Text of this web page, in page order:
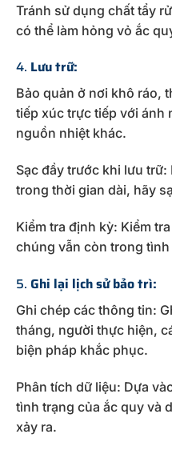
Tránh sử dụng chất tẩy
có thể làm hỏng vỏ ắc
4. Lưu trữ:
Bảo quản ở nơi khô ráo,
tiếp xúc trực tiếp với ánh
nguồn nhiệt khác.
Sạc đầy trước khi lưu
trong thời gian dài, hãy
Kiểm tra định kỳ: Kiểm
chúng vẫn còn trong
5. Ghi lại lịch sử bảo trì:
Ghi chép các thông tin:
tháng, người thực hiện,
biện pháp khắc phục.
Phân tích dữ liệu: Dựa
tình trạng của ắc quy và
xảy ra.